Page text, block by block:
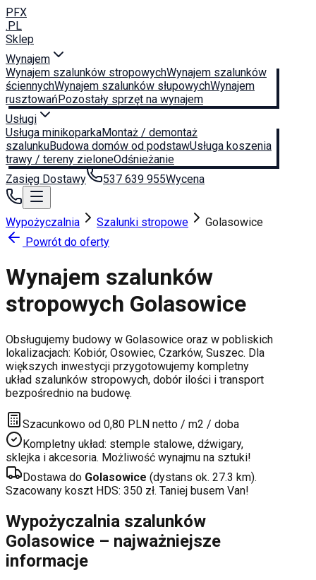
PFX
.PL
Sklep
Wynajem
Wynajem szalunków stropowychWynajem szalunków
ściennychWynajem szalunków słupowychWynajem
rusztowańPozostały sprzęt na wynajem
Usługi
Usługa minikoparkaMontaż / demontaż
szalunkuBudowa domów od podstawUsługa koszenia
trawy / tereny zieloneOdśnieżanie
Zasięg Dostawy
537 639 955Wycena
Wypożyczalnia Szalunki stropowe
Golasowice
Powrót do oferty
Wynajem szalunków
stropowych Golasowice
Obsługujemy budowy w Golasowice oraz w pobliskich
lokalizacjach: Kobiór, Osowiec, Czarków, Suszec. Dla
większych inwestycji przygotowujemy kompletny
układ szalunków stropowych, dobór ilości i transport
bezpośrednio na budowę.
Szacunkowo od 0,80 PLN netto / m2 / doba
Kompletny układ: stemple stalowe, dźwigary,
sklejka i akcesoria. Możliwość wynajmu na sztuki!
Dostawa do Golasowice (dystans ok. 27.3 km).
Szacowany koszt HDS: 350 zł. Taniej busem Van!
Wypożyczalnia szalunków
Golasowice – najważniejsze
informacje